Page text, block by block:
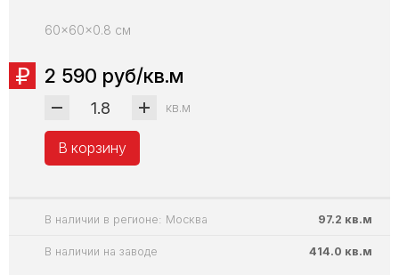
60x60x0.8 см
2 590 руб/кв.м
кв.м
В корзину
В наличии в регионе: Москва 97.2 кв.м
В наличии на заводе 414.0 кв.м